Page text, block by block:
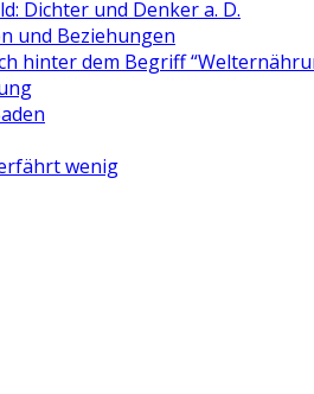
Dichter und Denker a. D.
und Beziehungen
hinter dem Begriff
wenig